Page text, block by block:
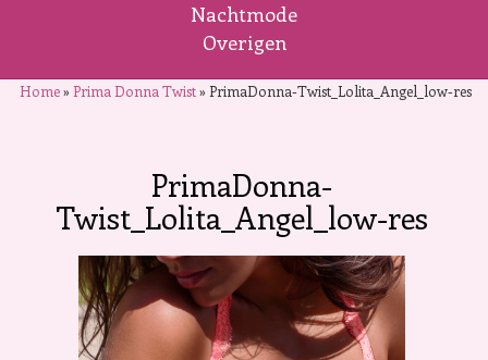
Nachtmode
Overigen
Home»Prima Donna Twist»PrimaDonna-Twist_Lolita_Angel_low-res
PrimaDonna-
Twist_Lolita_Angel_low-res